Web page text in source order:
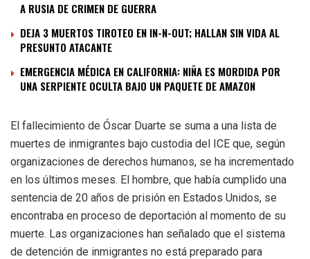
A RUSIA DE CRIMEN DE GUERRA
DEJA 3 MUERTOS TIROTEO EN IN-N-OUT; HALLAN SIN VIDA AL
PRESUNTO ATACANTE
EMERGENCIA MÉDICA EN CALIFORNIA: NIÑA ES MORDIDA POR
UNA SERPIENTE OCULTA BAJO UN PAQUETE DE AMAZON
El fallecimiento de Óscar Duarte se suma a una lista de
muertes de inmigrantes bajo custodia del ICE que, según
organizaciones de derechos humanos, se ha incrementado
en los últimos meses. El hombre, que había cumplido una
sentencia de 20 años de prisión en Estados Unidos, se
encontraba en proceso de deportación al momento de su
muerte. Las organizaciones han señalado que el sistema
de detención de inmigrantes no está preparado para